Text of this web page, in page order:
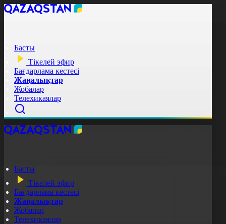
Басты
Тікелей эфир
Бағдарлама кестесі
Жаңалықтар
Жобалар
Телехикаялар
Басты
Тікелей эфир
Бағдарлама кестесі
Жаңалықтар
Жобалар
Телехикаялар